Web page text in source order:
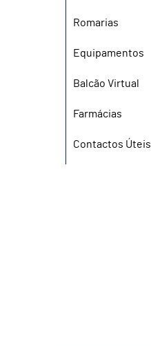
Romarias
Equipamentos
Balcão Virtual
Farmácias
Contactos Úteis